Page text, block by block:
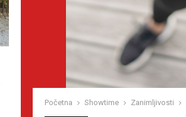
Početna Showtime Zanimljivosti